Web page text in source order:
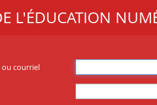
L'ÉDUCATION
courriel